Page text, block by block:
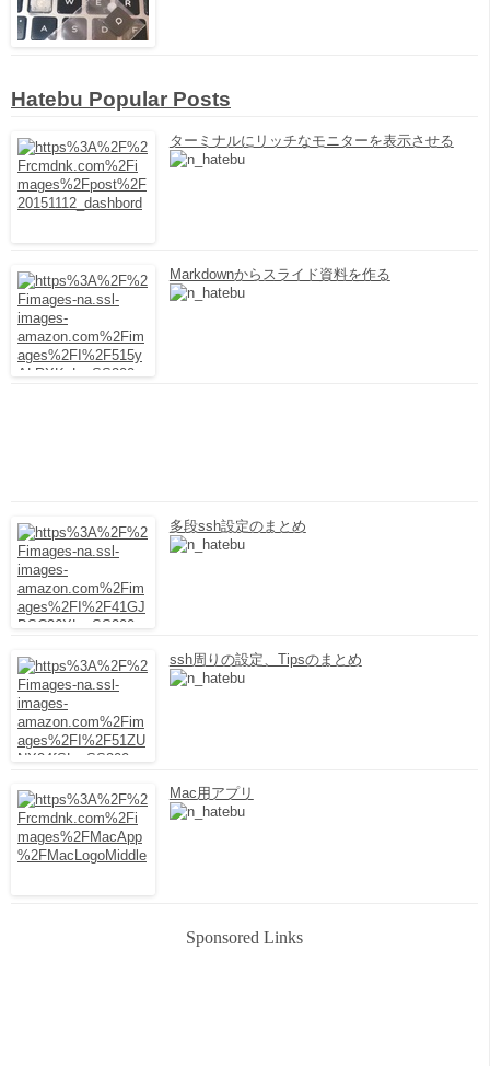
Hatebu Popular Posts
ターミナルにリッチなモニターを表示させる
Markdownからスライド資料を作る
多段ssh設定のまとめ
ssh周りの設定、Tipsのまとめ
Mac用アプリ
Sponsored Links